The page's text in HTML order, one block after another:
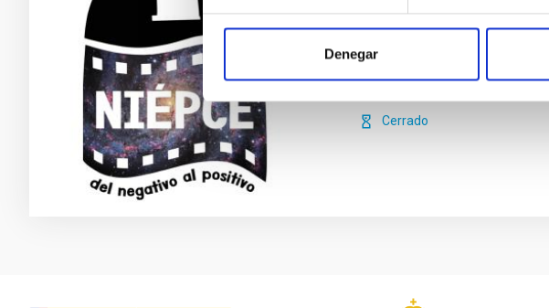
Denegar
Es una iniciativa del
(UC3), con la colaboración
CANARIAS (GTC), el mayor
Cerrado